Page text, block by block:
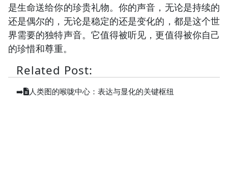
是生命送给你的珍贵礼物。你的声音，无论是持续的
还是偶尔的，无论是稳定的还是变化的，都是这个世
界需要的独特声音。它值得被听见，更值得被你自己
的珍惜和尊重。
Related Post:
➡️ 人类图的喉咙中心：表达与显化的关键枢纽